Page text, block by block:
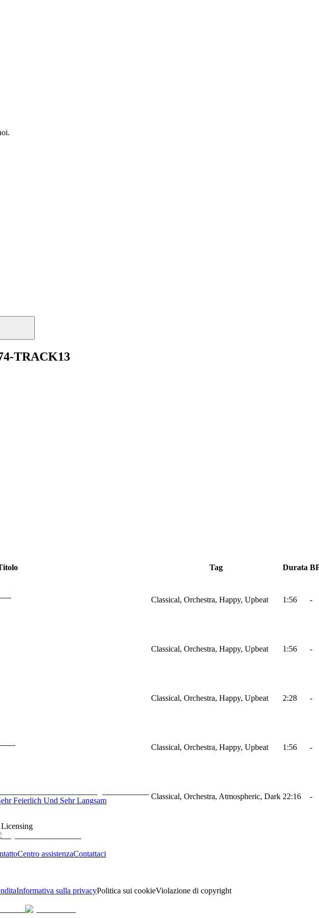
TRACK13
Tag Durata
Classical, Orchestra, Happy, Upbeat 1:56 -
Classical, Orchestra, Happy, Upbeat 1:56 -
Classical, Orchestra, Happy, Upbeat 2:28 -
Classical, Orchestra, Happy, Upbeat 1:56 -
Feierlich Und Sehr Langsam
Classical, Orchestra, Atmospheric, Dark 22:16 -
Licensing
Centro assistenzaContattaci
Informativa sulla privacyPolitica sui cookieViolazione di copyright